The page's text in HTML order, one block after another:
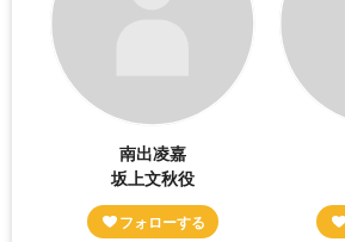
南出凌嘉
坂上文秋役